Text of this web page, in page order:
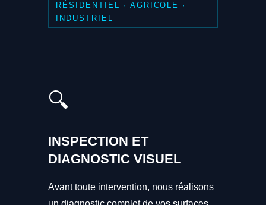
RÉSIDENTIEL · AGRICOLE ·
INDUSTRIEL
🔍
INSPECTION ET
DIAGNOSTIC VISUEL
Avant toute intervention, nous réalisons